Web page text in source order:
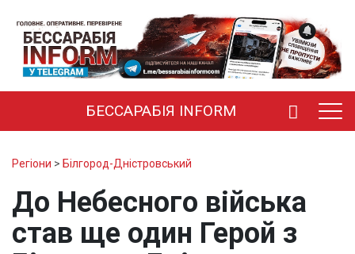
БЕССАРАБІЯ INFORM
Регіони > Білгород-Дністровський
До Небесного війська
став ще один Герой з